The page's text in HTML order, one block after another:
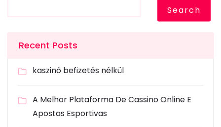
Search
Recent Posts
kaszinó befizetés nélkül
A Melhor Plataforma De Cassino Online E
Apostas Esportivas